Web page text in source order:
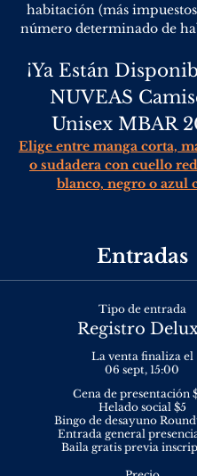
habitación (más
número determinado de
¡Ya Están
NUVEAS
Unisex MBAR
Elige entre manga corta,
o sudadera con cuello
blanco, negro o azul
Entradas
Tipo de entrada
Registro
La venta finaliza el
06 sept, 15:00
Cena de presentación
Helado social $5
Bingo de desayuno
Entrada general
Baila gratis previa